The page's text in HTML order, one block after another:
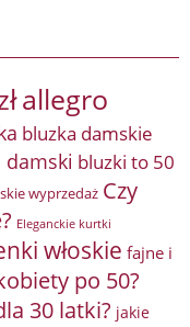
allegro
bluzka damskie
damski bluzki to 50
wyprzedaż Czy
Eleganckie kurtki
włoskie fajne i
po 50?
30 latki? jakie